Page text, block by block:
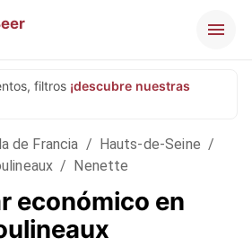
filtros ¡descubre nuestras
de Francia / Hauts-de-Seine /
/ Nenette
económico en